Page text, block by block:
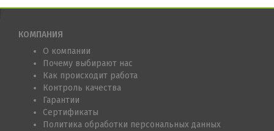
КОМПАНИЯ
О компании
Почему выбирают нас
Как происходит работа
Контроль качества
Гарантии
Сертификаты
Политика обработки персональных данных